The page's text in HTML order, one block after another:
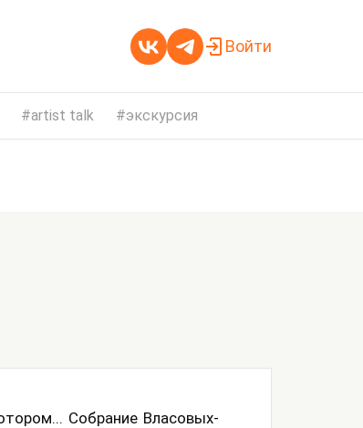
Войти
artist talk экскурсия
Собрание Власовых-